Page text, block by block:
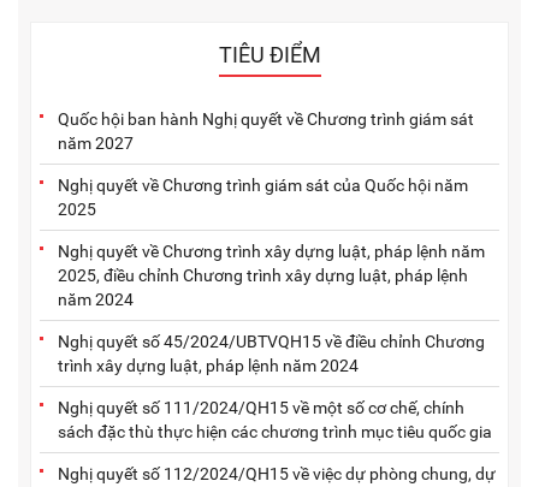
TIÊU ĐIỂM
Quốc hội ban hành Nghị quyết về Chương trình giám sát
năm 2027
Nghị quyết về Chương trình giám sát của Quốc hội năm
2025
Nghị quyết về Chương trình xây dựng luật, pháp lệnh năm
2025, điều chỉnh Chương trình xây dựng luật, pháp lệnh
năm 2024
Nghị quyết số 45/2024/UBTVQH15 về điều chỉnh Chương
trình xây dựng luật, pháp lệnh năm 2024
Nghị quyết số 111/2024/QH15 về một số cơ chế, chính
sách đặc thù thực hiện các chương trình mục tiêu quốc gia
Nghị quyết số 112/2024/QH15 về việc dự phòng chung, dự